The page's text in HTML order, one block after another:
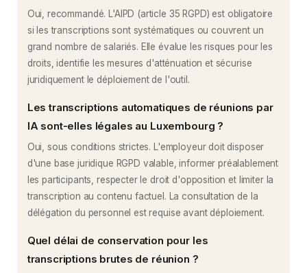
Oui, recommandé. L'AIPD (article 35 RGPD) est obligatoire
si les transcriptions sont systématiques ou couvrent un
grand nombre de salariés. Elle évalue les risques pour les
droits, identifie les mesures d'atténuation et sécurise
juridiquement le déploiement de l'outil.
Les transcriptions automatiques de réunions par
IA sont-elles légales au Luxembourg ?
Oui, sous conditions strictes. L'employeur doit disposer
d'une base juridique RGPD valable, informer préalablement
les participants, respecter le droit d'opposition et limiter la
transcription au contenu factuel. La consultation de la
délégation du personnel est requise avant déploiement.
Quel délai de conservation pour les
transcriptions brutes de réunion ?